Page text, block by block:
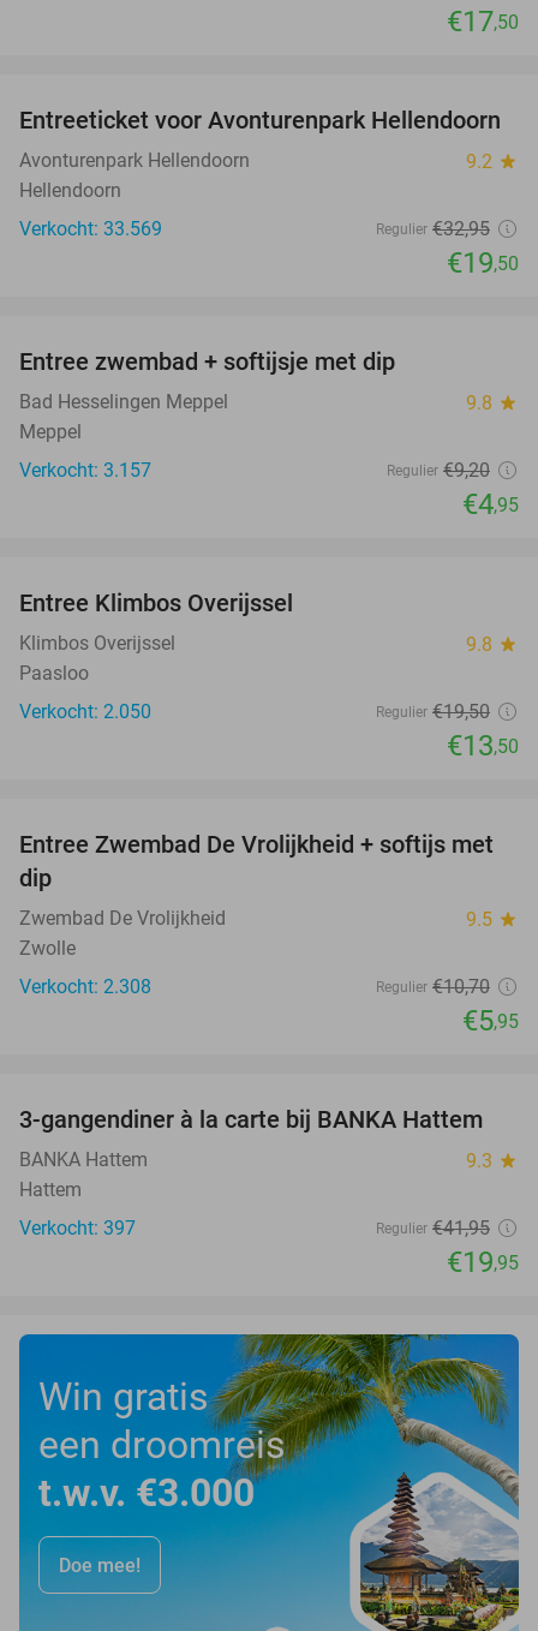
€17,50
41%
Entreeticket voor Avonturenpark Hellendoorn
Avonturenpark Hellendoorn 9.2 star
Hellendoorn
Verkocht: 33.569
Regulier €32,95
€19,50
Entree zwembad + softijsje met dip
Bad Hesselingen Meppel 9.8 star
Meppel
Verkocht: 3.157
Regulier €9,20
€4,95
Entree Klimbos Overijssel
Klimbos Overijssel 9.8 star
Paasloo
Verkocht: 2.050
Regulier €19,50
€13,50
44%
Entree Zwembad De Vrolijkheid + softijs met
dip
Zwembad De Vrolijkheid 9.5 star
Zwolle
Verkocht: 2.308
Regulier €10,70
€5,95
52%
3-gangendiner à la carte bij BANKA Hattem
BANKA Hattem 9.3 star
Hattem
Verkocht: 397
Regulier €41,95
€19,95
Win gratis
een droomreis
t.w.v. €3.000
Doe mee!